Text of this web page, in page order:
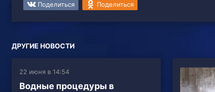
Поделиться Поделиться
ДРУГИЕ НОВОСТИ
22 июня в 14:54
Водные процедуры в